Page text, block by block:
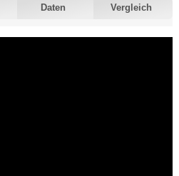
Daten Vergleich